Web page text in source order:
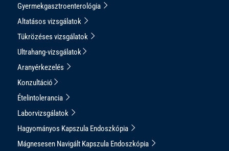
Gyermekgasztroenterológia
Altatásos vizsgálatok
Tükrözéses vizsgálatok
Ultrahang-vizsgálatok
Aranyérkezelés
Konzultáció
Ételintolerancia
Laborvizsgálatok
Hagyományos Kapszula Endoszkópia
Mágnesesen Navigált Kapszula Endoszkópia